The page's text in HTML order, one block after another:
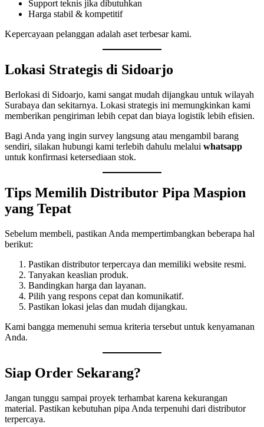
Support teknis jika dibutuhkan
Harga stabil & kompetitif
Kepercayaan pelanggan adalah aset terbesar kami.
Lokasi Strategis di Sidoarjo
Berlokasi di Sidoarjo, kami sangat mudah dijangkau untuk wilayah
Surabaya dan sekitarnya. Lokasi strategis ini memungkinkan kami
memberikan pengiriman lebih cepat dan biaya logistik lebih efisien.
Bagi Anda yang ingin survey langsung atau mengambil barang
sendiri, silakan hubungi kami terlebih dahulu melalui whatsapp
untuk konfirmasi ketersediaan stok.
Tips Memilih Distributor Pipa Maspion
yang Tepat
Sebelum membeli, pastikan Anda mempertimbangkan beberapa hal
berikut:
Pastikan distributor terpercaya dan memiliki website resmi.
Tanyakan keaslian produk.
Bandingkan harga dan layanan.
Pilih yang respons cepat dan komunikatif.
Pastikan lokasi jelas dan mudah dijangkau.
Kami bangga memenuhi semua kriteria tersebut untuk kenyamanan
Anda.
Siap Order Sekarang?
Jangan tunggu sampai proyek terhambat karena kekurangan
material. Pastikan kebutuhan pipa Anda terpenuhi dari distributor
terpercaya.